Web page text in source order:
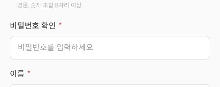
영문, 숫자 조합 8자리 이상
비밀번호 확인
이름